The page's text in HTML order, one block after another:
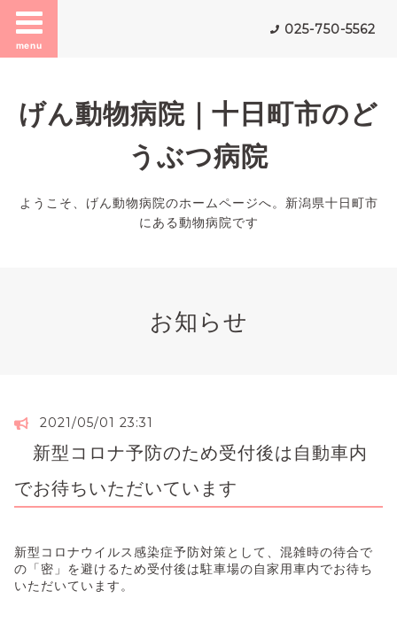
menu
025-750-5562
げん動物病院｜十日町市のど
うぶつ病院
ようこそ、げん動物病院のホームページへ。新潟県十日町市
にある動物病院です
お知らせ
2021/05/01 23:31
新型コロナ予防のため受付後は自動車内
でお待ちいただいています
新型コロナウイルス感染症予防対策として、混雑時の待合で
の「密」を避けるため受付後は駐車場の自家用車内でお待ち
いただいています。